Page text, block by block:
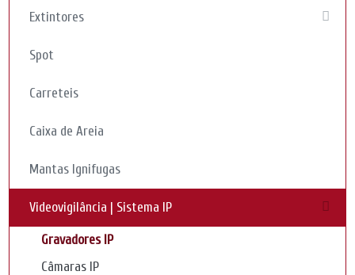
Extintores
Spot
Carreteis
Caixa de Areia
Mantas Ignifugas
Videovigilância | Sistema IP
Gravadores IP
Câmaras IP